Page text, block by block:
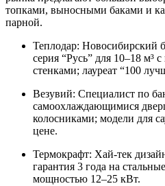
топками, выносными баками и
парной.
Теплодар: Новосибирский
серия “Русь” для 10–18 м³
стенками; лауреат “100
Везувий: Специалист по
самоохлаждающимися
колосниками; модели для
цене.
Термокрафт: Хай-тек
гарантия 3 года на
мощностью 12–25 кВт.